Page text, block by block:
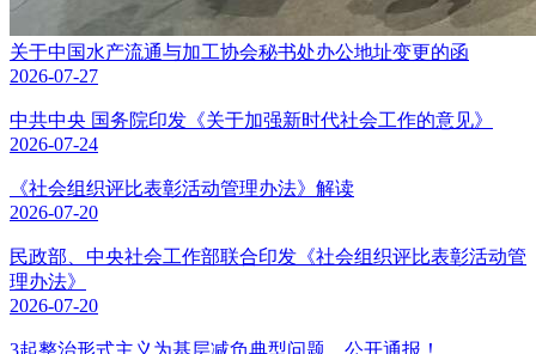
关于中国水产流通与加工协会秘书处办公地址变更的函
2026-07-27
中共中央 国务院印发《关于加强新时代社会工作的意见》
2026-07-24
《社会组织评比表彰活动管理办法》解读
2026-07-20
民政部、中央社会工作部联合印发《社会组织评比表彰活动管
理办法》
2026-07-20
3起整治形式主义为基层减负典型问题，公开通报！